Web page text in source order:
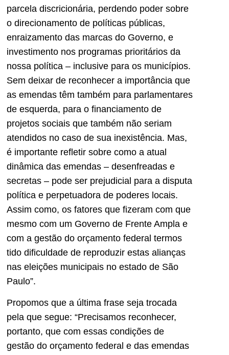
parcela discricionária, perdendo poder sobre
o direcionamento de políticas públicas,
enraizamento das marcas do Governo, e
investimento nos programas prioritários da
nossa política – inclusive para os municípios.
Sem deixar de reconhecer a importância que
as emendas têm também para parlamentares
de esquerda, para o financiamento de
projetos sociais que também não seriam
atendidos no caso de sua inexistência. Mas,
é importante refletir sobre como a atual
dinâmica das emendas – desenfreadas e
secretas – pode ser prejudicial para a disputa
política e perpetuadora de poderes locais.
Assim como, os fatores que fizeram com que
mesmo com um Governo de Frente Ampla e
com a gestão do orçamento federal termos
tido dificuldade de reproduzir estas alianças
nas eleições municipais no estado de São
Paulo”.
Propomos que a última frase seja trocada
pela que segue: “Precisamos reconhecer,
portanto, que com essas condições de
gestão do orçamento federal e das emendas